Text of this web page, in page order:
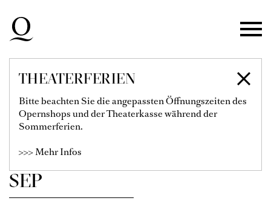
Zur Hauptnavigation springen
Zum Hauptinhalt springen
Zum Footer springen
THEATERFERIEN
Bitte beachten Sie die angepassten Öffnungszeiten des
Opernshops und der Theaterkasse während der
Sommerferien.
>>> Mehr Infos
SPIELPLAN
SEP